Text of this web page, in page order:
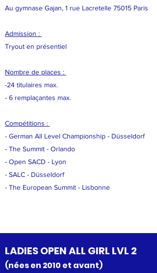
Au gymnase Gajan, 1 rue Lacretelle 75015 Paris
Admission :
Tryout en présentiel
Nombre de places :
-24 titulaires max.
- 6 remplaçantes max.
Compétitions :
- German All Level Championship - Düsseldorf
- The Summit - Orlando
- Open SACD - Lyon
- SALC - Düsseldorf
- The European Summit - Lisbonne
LADIES OPEN ALL GIRL LVL 2
(nées en 2010 et avant)